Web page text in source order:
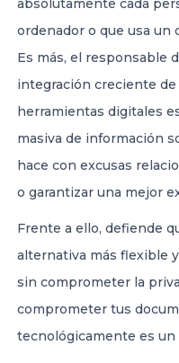
absolutamente cada
ordenador o que usa un
Es más, el responsable
integración creciente
herramientas digitales
masiva de información
hace con excusas
o garantizar una mejor
Frente a ello, defiende
alternativa más flexible
sin comprometer la
comprometer tus
tecnológicamente es un